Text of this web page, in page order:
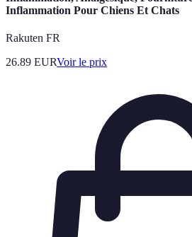
Inflammation Pour Chiens Et Chats
Rakuten FR
26.89 EURVoir le prix